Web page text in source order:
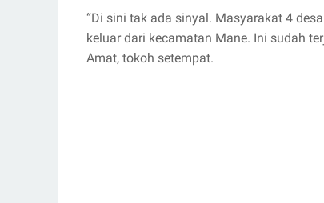
“Di sini tak ada sinyal. Masyarakat 4
keluar dari kecamatan Mane. Ini sudah
Amat, tokoh setempat.